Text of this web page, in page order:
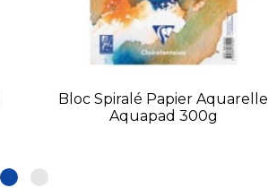
Bloc Spiralé Papier Aquarelle
Aquapad 300g